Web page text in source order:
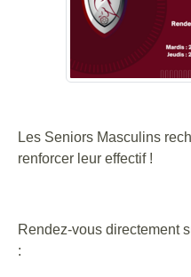
Les Seniors Masculins
renforcer leur effectif !
Rendez-vous directement
: